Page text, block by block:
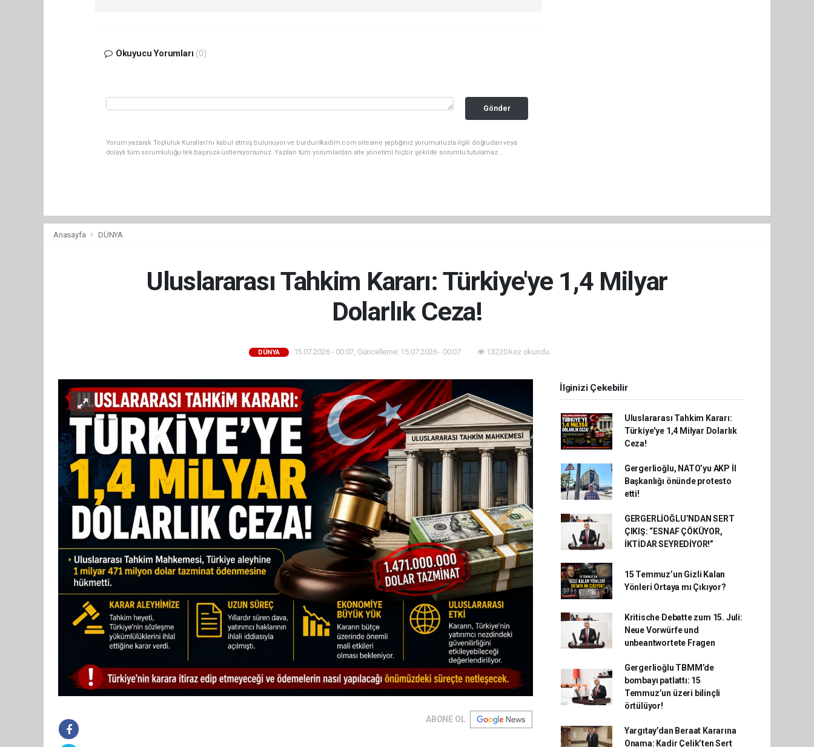
Okuyucu Yorumları (0)
Gönder
Yorum yazarak Topluluk Kuralları’nı kabul etmiş bulunuyor ve burdurilkadim.com sitesine yaptığınız yorumunuzla ilgili doğrudan veya
dolaylı tüm sorumluluğu tek başınıza üstleniyorsunuz. Yazılan tüm yorumlardan site yönetimi hiçbir şekilde sorumlu tutulamaz.
Anasayfa DÜNYA
Uluslararası Tahkim Kararı: Türkiye'ye 1,4 Milyar
Dolarlık Ceza!
DÜNYA 15.07.2026 - 00:07, Güncelleme: 15.07.2026 - 00:07 13220 kez okundu.
ABONE OL
İlginizi Çekebilir
Uluslararası Tahkim Kararı:
Türkiye'ye 1,4 Milyar Dolarlık
Ceza!
Gergerlioğlu, NATO’yu AKP İl
Başkanlığı önünde protesto
etti!
GERGERLİOĞLU’NDAN SERT
ÇIKIŞ: “ESNAF ÇÖKÜYOR,
İKTİDAR SEYREDİYOR!”
15 Temmuz’un Gizli Kalan
Yönleri Ortaya mı Çıkıyor?
Kritische Debatte zum 15. Juli:
Neue Vorwürfe und
unbeantwortete Fragen
Gergerlioğlu TBMM’de
bombayı patlattı: 15
Temmuz’un üzeri bilinçli
örtülüyor!
Yargıtay’dan Beraat Kararına
Onama: Kadir Çelik’ten Sert